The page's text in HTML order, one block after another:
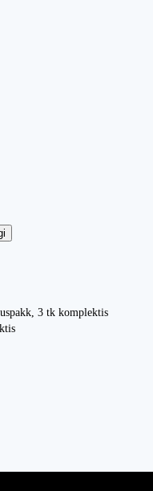
3 tk komplektis